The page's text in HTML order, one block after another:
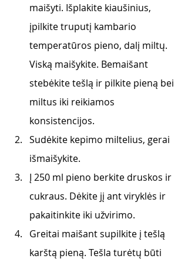
maišyti. Išplakite kiaušinius,
įpilkite truputį kambario
temperatūros pieno, dalį miltų.
Viską maišykite. Bemaišant
stebėkite tešlą ir pilkite pieną bei
miltus iki reikiamos
konsistencijos.
Sudėkite kepimo miltelius, gerai
išmaišykite.
Į 250 ml pieno berkite druskos ir
cukraus. Dėkite jį ant viryklės ir
pakaitinkite iki užvirimo.
Greitai maišant supilkite į tešlą
karštą pieną. Tešla turėtų būti